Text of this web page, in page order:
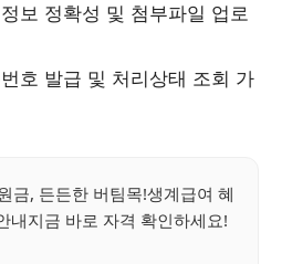
보 정확성 및 첨부파일 업로
호 발급 및 처리상태 조회 가
금, 든든한 버팀목!생계급여 혜
내지금 바로 자격 확인하세요!